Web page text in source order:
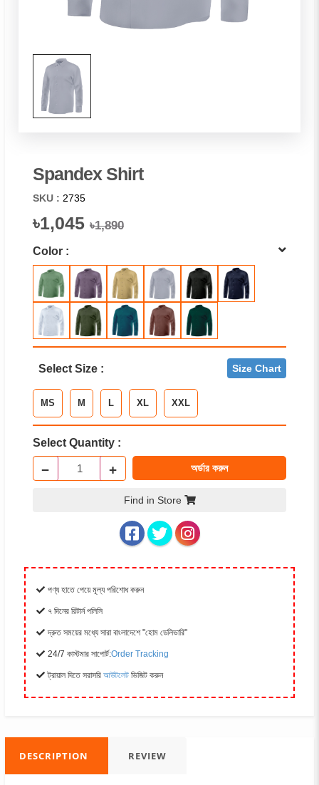
Spandex Shirt
SKU : 2735
৳1,045 ৳1,890
Color :
Select Size : Size Chart
MS M L XL XXL
Select Quantity :
− + অর্ডার করুন
Find in Store
পণ্য হাতে পেয়ে মূল্য পরিশোধ করুন
৭ দিনের রিটার্ন পলিসি
দ্রুত সময়ের মধ্যে সারা বাংলাদেশে "হোম ডেলিভারি"
24/7 কাস্টমার সাপোর্ট:Order Tracking
ট্রায়াল দিতে সরাসরি আউটলেট ভিজিট করুন
DESCRIPTION REVIEW